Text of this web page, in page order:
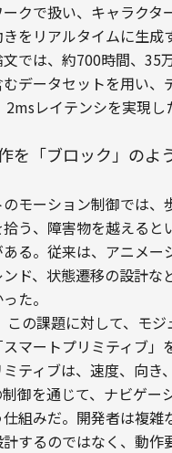
クで扱い、キャラクタ
をリアルタイムに生成
では、約700時間、35
データセットを用い、
2msレイテンシを実現し
を「ブロック」のよ
モーション制御では、
う、障害物を越えると
る。従来は、アニメー
ド、状態遷移の設計な
た。
の課題に対して、モジ
マートプリミティブ」
ティブは、速度、向き
御を通じて、ナビゲー
組みだ。開発者は複雑
するのではなく、動作